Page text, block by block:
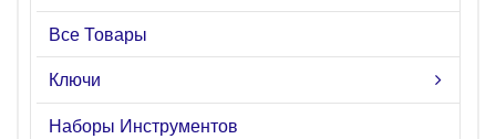
Все Товары
Ключи
Наборы Инструментов